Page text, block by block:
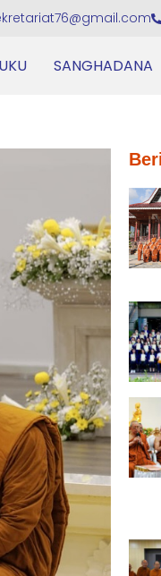
SANGHADANA